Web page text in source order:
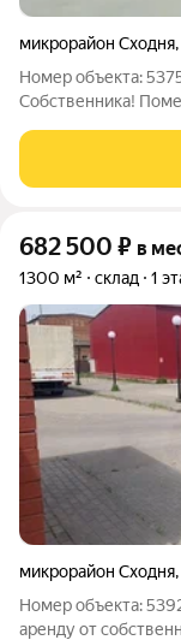
микрорайон Сходня,
Номер объекта:
Собственника!
производство и
Шаг колонн 6х6м.
682 500 ₽ в
1300 м² склад 1
микрорайон Сходня,
Номер объекта:
аренду от